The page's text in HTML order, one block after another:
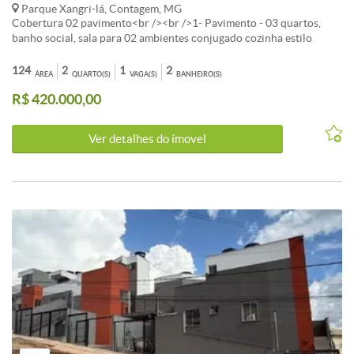
Parque Xangri-lá, Contagem, MG
Cobertura 02 pavimento<br /><br />1- Pavimento - 03 quartos,
banho social, sala para 02 ambientes conjugado cozinha estilo
area de serviço externa Lavabo cobertura, 01 vagas.<br /><br /><br
/>A oportunidade de ter um Garden para chamar de seu está aqui!
ÁREA
124 QUARTO(S)
2 VAGA(S)
1 BANHEIRO(S)
2
R$ 420.000,00
Ver detalhes do ímovel